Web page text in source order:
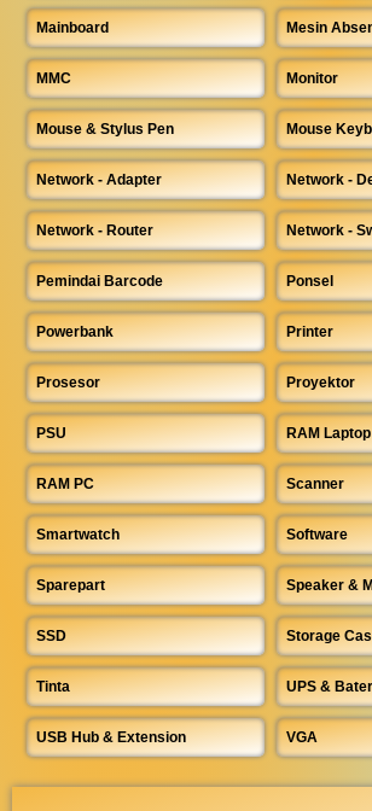
Mainboard Mesin
MMC Monitor
Mouse & Stylus Pen Mouse
Network - Adapter Network -
Network - Router Network -
Pemindai Barcode Ponsel
Powerbank Printer
Prosesor Proyektor
PSU RAM Laptop
RAM PC Scanner
Smartwatch Software
Sparepart Speaker &
SSD Storage
Tinta UPS &
USB Hub & Extension VGA